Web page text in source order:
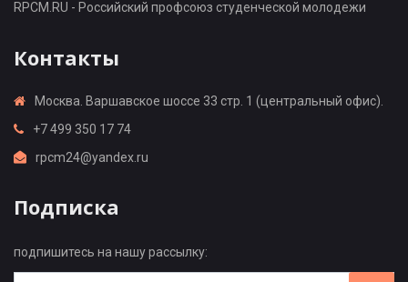
RPCM.RU - Российский профсоюз студенческой молодежи
Контакты
Москва. Варшавское шоссе 33 стр. 1 (центральный офис).
+7 499 350 17 74
rpcm24@yandex.ru
Подписка
подпишитесь на нашу рассылку: